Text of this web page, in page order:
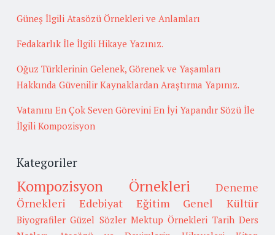
Güneş İlgili Atasözü Örnekleri ve Anlamları
Fedakarlık İle İlgili Hikaye Yazınız.
Oğuz Türklerinin Gelenek, Görenek ve Yaşamları
Hakkında Güvenilir Kaynaklardan Araştırma Yapınız.
Vatanını En Çok Seven Görevini En İyi Yapandır Sözü İle
İlgili Kompozisyon
Kategoriler
Kompozisyon Örnekleri
Deneme
Örnekleri
Edebiyat Eğitim Genel Kültür
Biyografiler Güzel Sözler Mektup Örnekleri Tarih Ders